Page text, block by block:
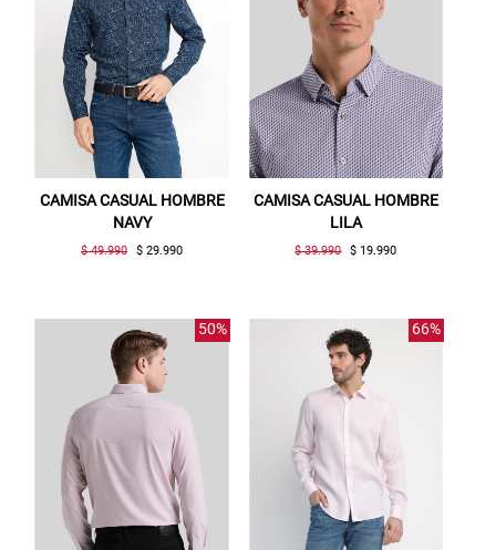
CAMISA CASUAL HOMBRE
NAVY
$ 49.990 $ 29.990
CAMISA CASUAL HOMBRE
LILA
$ 39.990 $ 19.990
50% 66%